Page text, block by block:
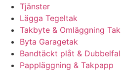
Tjänster
Lägga Tegeltak
Takbyte & Omläggning Tak
Byta Garagetak
Bandtäckt plåt &
Pappläggning & Takpapp